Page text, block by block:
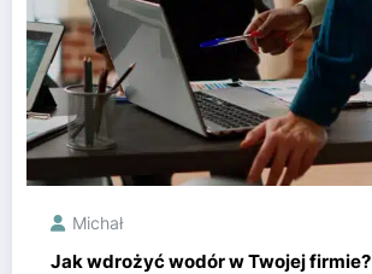
Michał
Jak wdrożyć wodór w Twojej firmie?